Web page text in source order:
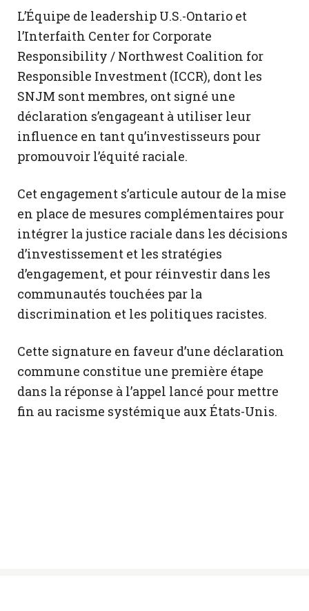
L’Équipe de leadership U.S.-Ontario et
l’Interfaith Center for Corporate
Responsibility / Northwest Coalition for
Responsible Investment (ICCR), dont les
SNJM sont membres, ont signé une
déclaration s’engageant à utiliser leur
influence en tant qu’investisseurs pour
promouvoir l’équité raciale.
Cet engagement s’articule autour de la mise
en place de mesures complémentaires pour
intégrer la justice raciale dans les décisions
d’investissement et les stratégies
d’engagement, et pour réinvestir dans les
communautés touchées par la
discrimination et les politiques racistes.
Cette signature en faveur d’une déclaration
commune constitue une première étape
dans la réponse à l’appel lancé pour mettre
fin au racisme systémique aux États-Unis.